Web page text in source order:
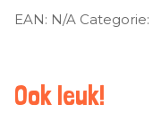
EAN: N/A Categorie:
Ook leuk!